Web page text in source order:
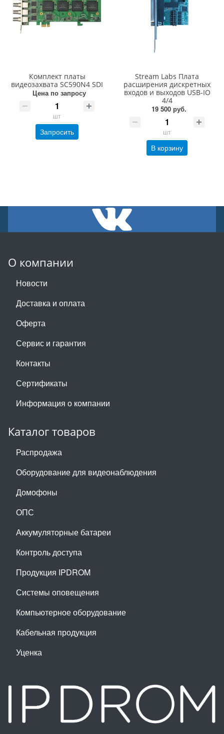
Комплект платы
видеозахвата SC590N4 SDI
Цена по запросу
шт
Запросить
Stream Labs Плата
расширения дискретных
входов и выходов USB-IO
4/4
19 500 руб.
шт
В корзину
О компании
Новости
Доставка и оплата
Оферта
Сервис и гарантия
Контакты
Сертификаты
Информация о компании
Каталог товаров
Распродажа
Оборудование для видеонаблюдения
Домофоны
ОПС
Аккумуляторные батареи
Контроль доступа
Продукция IPDROM
Системы оповещения
Компьютерное оборудование
Кабельная продукция
Уценка